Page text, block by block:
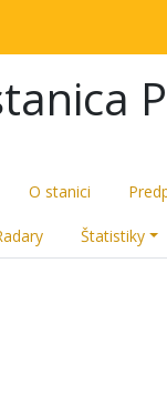
O stanici
Štatistiky